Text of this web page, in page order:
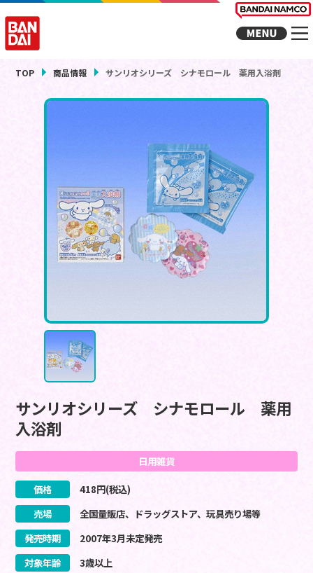
TOP 商品情報 サンリオシリーズ シナモロール 薬用入浴剤
サンリオシリーズ シナモロール 薬用
入浴剤
日用雑貨
価格 418円(税込)
売場
全国量販店、ドラッグストア、玩具売り場等
発売時期
2007年3月未定発売
対象年齢
3歳以上